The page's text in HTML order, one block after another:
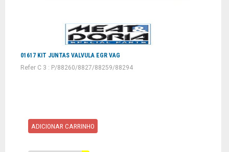
01617 KIT JUNTAS VALVULA EGR VAG
Refer C 3 : P/88260/8827/88259/88294
ADICIONAR CARRINHO